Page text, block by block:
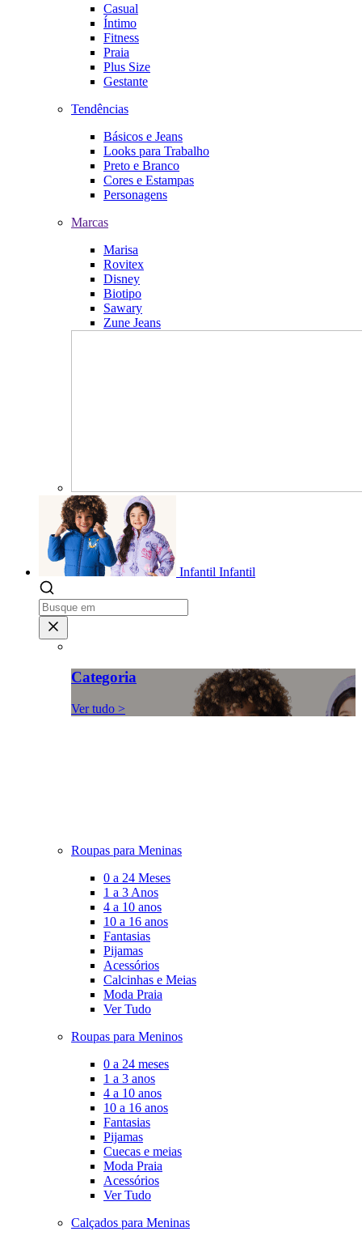
Casual
Íntimo
Fitness
Praia
Plus Size
Gestante
Tendências
Básicos e Jeans
Looks para Trabalho
Preto e Branco
Cores e Estampas
Personagens
Marcas
Marisa
Rovitex
Disney
Biotipo
Sawary
Zune Jeans
Infantil Infantil
Categoria
Ver tudo >
Roupas para Meninas
0 a 24 Meses
1 a 3 Anos
4 a 10 anos
10 a 16 anos
Fantasias
Pijamas
Acessórios
Calcinhas e Meias
Moda Praia
Ver Tudo
Roupas para Meninos
0 a 24 meses
1 a 3 anos
4 a 10 anos
10 a 16 anos
Fantasias
Pijamas
Cuecas e meias
Moda Praia
Acessórios
Ver Tudo
Calçados para Meninas